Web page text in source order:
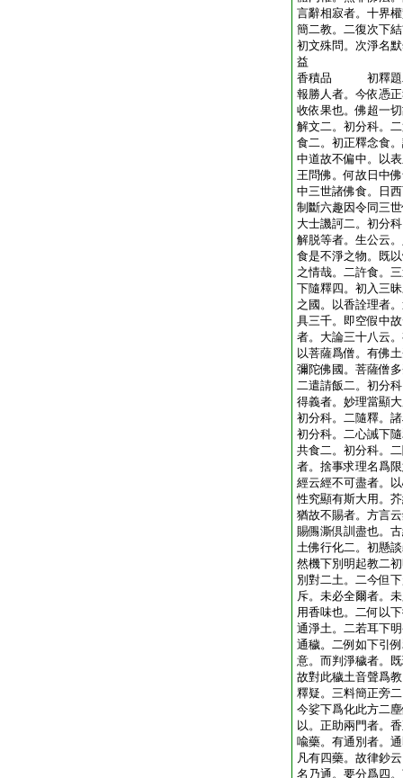
言辭相寂者。十界
簡二教。二復次下
初文殊問。次淨名
益
香積品 初釋題二
報勝人者。今依憑
收依果也。佛超一
解文二。初分科。
食二。初正釋念食
中道故不偏中。以
王問佛。何故日中
中三世諸佛食。日
制斷六趣因令同三
大士譏訶二。初分
解脱等者。生公云
食是不淨之物。既
之情哉。二許食。
下隨釋四。初入三
之國。以香詮理者
具三千。即空假中
者。大論三十八云
以菩薩爲僧。有佛
彌陀佛國。菩薩僧
二遣請飯二。初分
得義者。妙理當顯
初分科。二隨釋。
初分科。二心誡下
共食二。初分科。
者。捨事求理名爲
經云經不可盡者。
性究顯有斯大用。
猶故不賜者。方言
賜儩澌倶訓盡也。
土佛行化二。初懸
然機下別明起教二
別對二土。二今但
斥。未必全爾者。
用香味也。二何以
通淨土。二若耳下
通穢。二例如下引
意。而判淨穢者。
故對此穢土音聲爲
釋疑。三料簡正旁
今娑下爲化此方二
以。正助兩門者。
喩藥。有通別者。
凡有四藥。故律鈔
名乃通。要分爲四